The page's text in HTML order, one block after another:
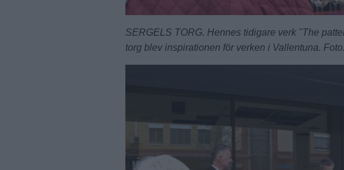
SERGELS TORG. Hennes tidigare verk "The
torg blev inspirationen för verken i Vallentuna.